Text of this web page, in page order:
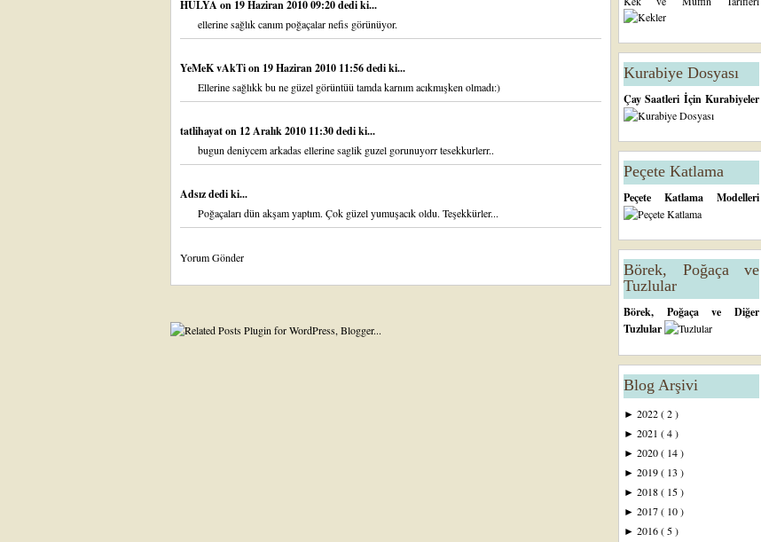
HÜLYA on 19 Haziran 2010 09:20 dedi ki...
ellerine sağlık canım poğaçalar nefis görünüyor.
YeMeK vAkTion 19 Haziran 2010 11:56 dedi ki...
Ellerine sağlıkk bu ne güzel görüntüü tamda karnım acıkmışken olmadı:)
tatlihayaton 12 Aralık 2010 11:30 dedi ki...
bugun deniycem arkadas ellerine saglik guzel gorunuyorr tesekkurlerr..
Adsız dedi ki...
Poğaçaları dün akşam yaptım. Çok güzel yumuşacık oldu. Teşekkürler...
Yorum Gönder
Kurabiye Dosyası
Çay Saatleri İçin Kurabiyeler
Peçete Katlama
Peçete Katlama Modelleri
Börek, Poğaça ve
Tuzlular
Börek, Poğaça ve Diğer
Tuzlular
Blog Arşivi
► 2022( 2 )
► 2021 ( 4 )
► 2020( 14 )
► 2019( 13 )
► 2018( 15 )
► 2017( 10 )
► 2016( 5 )